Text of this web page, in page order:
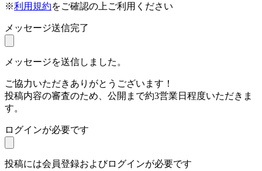
※利用規約をご確認の上ご利用ください
メッセージ送信完了
メッセージを送信しました。
ご協力いただきありがとうございます！
投稿内容の審査のため、公開まで約3営業日程度いただきま
す。
ログインが必要です
投稿には会員登録およびログインが必要です